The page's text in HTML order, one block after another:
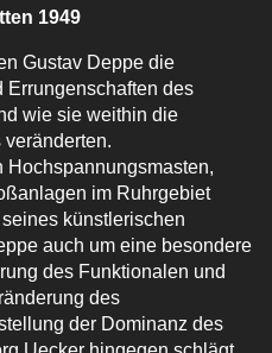
1949
Gustav Deppe die
Errungenschaften des
wie sie weithin die
veränderten.
Hochspannungsmasten,
im Ruhrgebiet
künstlerischen
auch um eine besondere
des Funktionalen und
des
der Dominanz des